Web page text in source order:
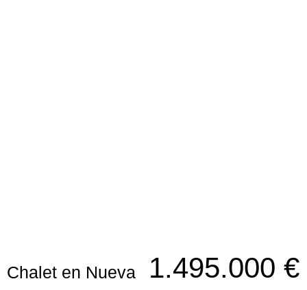
Chalet en Nueva
1.495.000 €